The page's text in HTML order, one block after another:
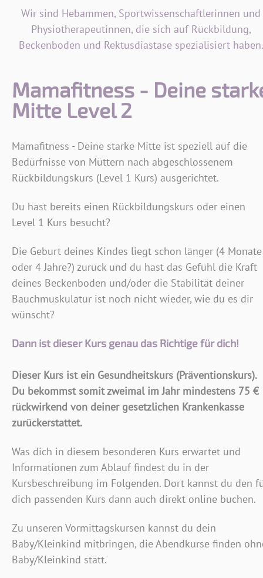
Wir sind Hebammen, Sportwissenschaftlerinnen und
Physiotherapeutinnen, die sich auf Rückbildung,
Beckenboden und Rektusdiastase spezialisiert haben.
Mamafitness - Deine
Mitte Level 2
Mamafitness - Deine starke Mitte ist speziell auf die
Bedürfnisse von Müttern nach abgeschlossenem
Rückbildungskurs (Level 1 Kurs) ausgerichtet.
Du hast bereits einen Rückbildungskurs oder einen
Level 1 Kurs besucht?
Die Geburt deines Kindes liegt schon länger (4 Monate
oder 4 Jahre?) zurück und du hast das Gefühl die Kraft
deines Beckenboden und/oder die Stabilität deiner
Bauchmuskulatur ist noch nicht wieder, wie du es dir
wünscht?
Dann ist dieser Kurs genau das Richtige für dich!
Dieser Kurs ist ein Gesundheitskurs (Präventionskurs).
Du bekommst somit zweimal im Jahr mindestens 75 €
rückwirkend von deiner gesetzlichen Krankenkasse
zurückerstattet.
Was dich in diesem besonderen Kurs erwartet und
Informationen zum Ablauf findest du in der
Kursbeschreibung im Folgenden. Dort kannst du den
dich passenden Kurs dann auch direkt online buchen.
Zu unseren Vormittagskursen kannst du dein
Baby/Kleinkind mitbringen, die Abendkurse finden
Baby/Kleinkind statt.